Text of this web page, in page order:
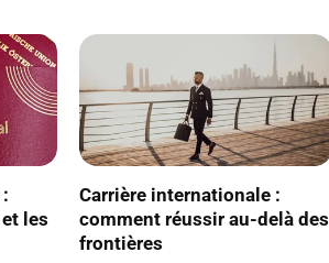
les
Carrière internationale :
comment réussir au-delà des
frontières